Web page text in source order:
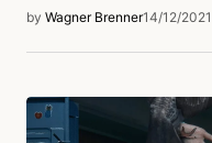
by Wagner Brenner14/12/2021